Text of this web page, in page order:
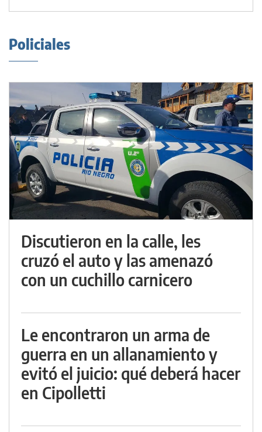
Policiales
Discutieron en la calle, les
cruzó el auto y las amenazó
con un cuchillo carnicero
Le encontraron un arma de
guerra en un allanamiento y
evitó el juicio: qué deberá hacer
en Cipolletti